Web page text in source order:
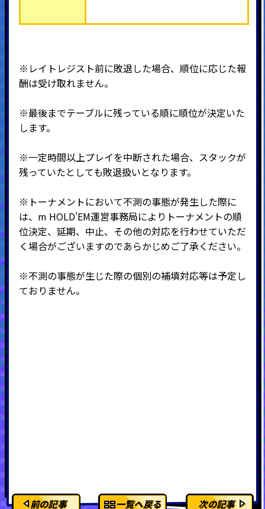
※ レイトレジスト前に敗退した場合、順位に応じた報
酬は受け取れません。
※最後までテーブルに残っている順に順位が決定いた
します。
※一定時間以上プレイを中断された場合、スタックが
残っていたとしても敗退扱いとなります。
※トーナメントにおいて不測の事態が発生した際に
は、m HOLD'EM運営事務局によりトーナメントの順
位決定、延期、中止、その他の対応を行わせていただ
く場合がございますのであらかじめご了承ください。
※不測の事態が生じた際の個別の補填対応等は予定し
ておりません。
前の記事 一覧へ戻る 次の記事